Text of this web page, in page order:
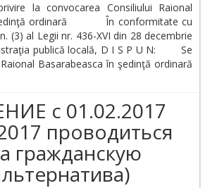
la convocarea Consiliului Raional
şedinţă ordinară În conformitate cu
(3) al Legii nr. 436-XVI din 28 decembrie
publică locală, D I S P U N: Se
Basarabeasca în şedinţă ordinară
c 01.02.2017
проводиться
гражданскую